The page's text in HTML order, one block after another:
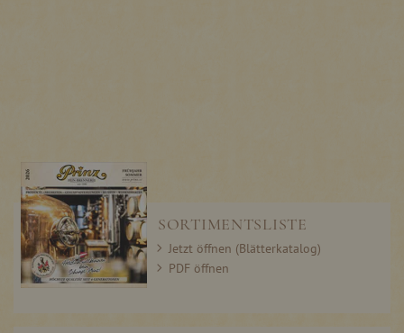
SORTIMENTSLISTE
Jetzt öffnen (Blätterkatalog)
PDF öffnen